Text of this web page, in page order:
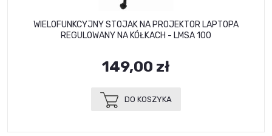
WIELOFUNKCYJNY STOJAK NA PROJEKTOR LAPTOPA
REGULOWANY NA KÓŁKACH - LMSA 100
149,00 zł
DO KOSZYKA